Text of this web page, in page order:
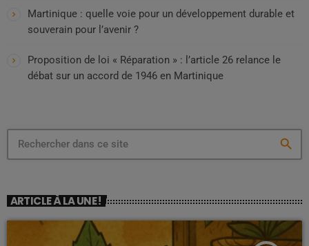
Martinique : quelle voie pour un développement durable et
souverain pour l’avenir ?
Proposition de loi « Réparation » : l’article 26 relance le
débat sur un accord de 1946 en Martinique
search
ARTICLE À LA UNE !